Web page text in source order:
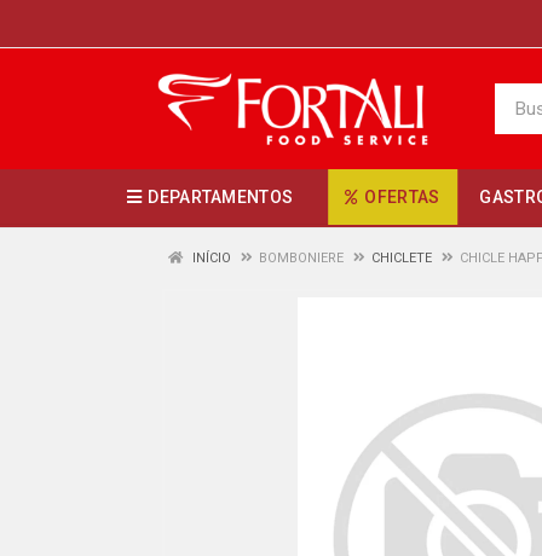
DEPARTAMENTOS OFERTAS
INÍCIO BOMBONIERE CHICLETE CHICLE